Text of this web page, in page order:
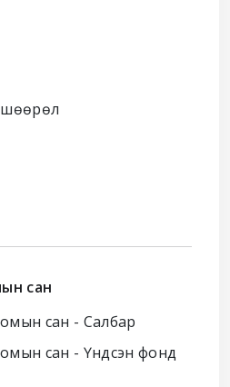
сан
сан - Салбар
сан - Үндсэн фонд